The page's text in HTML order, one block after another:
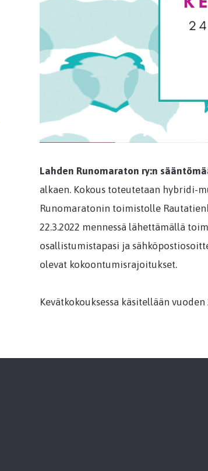
Lahden Runomaraton ry:n
alkaen. Kokous toteutetaan hybridi-
Runomaratonin toimistolle
22.3.2022 mennessä lähettämällä
osallistumistapasi ja
olevat kokoontumisrajoitukset.
Kevätkokouksessa käsitellään